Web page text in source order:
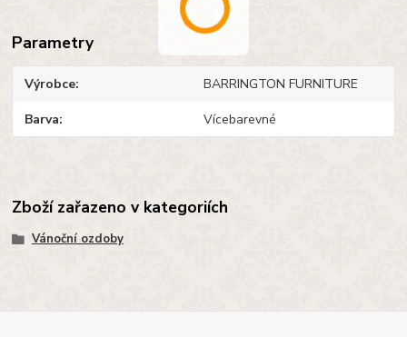
Parametry
Výrobce BARRINGTON FURNITURE
Barva Vícebarevné
Zboží zařazeno v kategoriích
Vánoční ozdoby